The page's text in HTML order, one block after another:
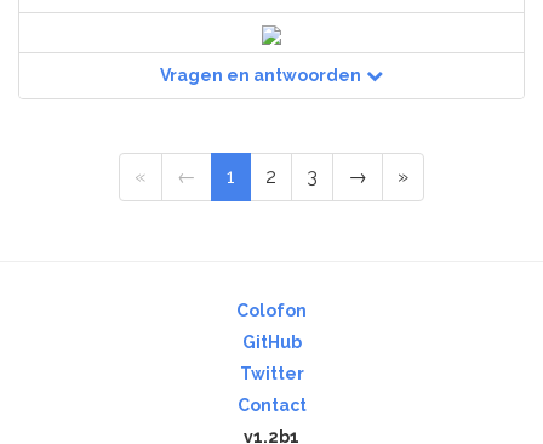
Vragen en antwoorden
« ← 1 2 3 → »
Colofon
GitHub
Twitter
Contact
v1.2b1